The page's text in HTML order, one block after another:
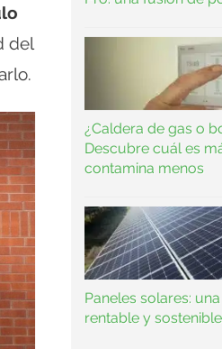
del
¿Caldera de gas o
Descubre cuál es
contamina menos
Paneles solares:
rentable y